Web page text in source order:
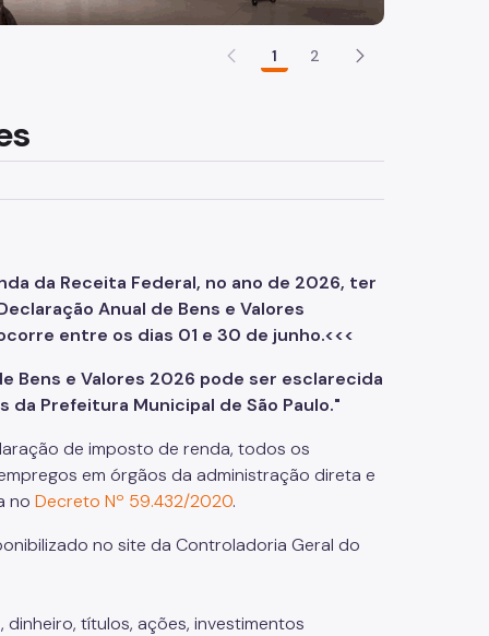
1 2
da Receita Federal, no ano de 2026, ter
Anual de Bens e Valores
entre os dias 01 e 30 de junho.<<<
Bens e Valores 2026 pode ser esclarecida
Prefeitura Municipal de São Paulo."
de imposto de renda, todos os
em órgãos da administração direta e
no Decreto Nº 59.432/2020.
no site da Controladoria Geral do
títulos, ações, investimentos